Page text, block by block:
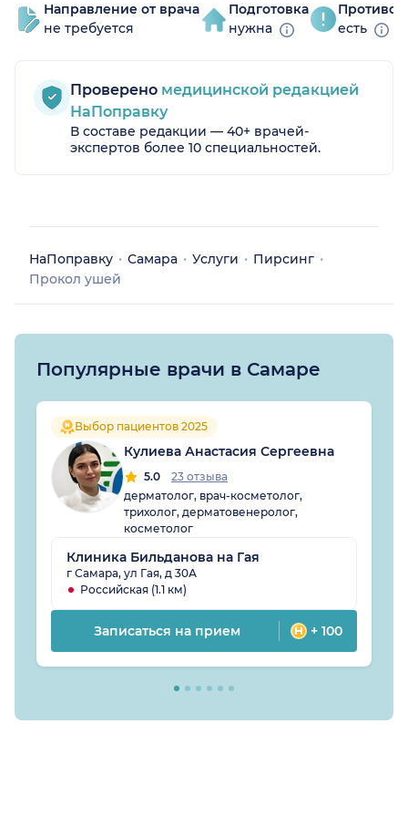
Направление от врача
не требуется
Подготовка
нужна
есть
Проверено медицинской редакцией
НаПоправку
В составе редакции — 40+ врачей-
экспертов более 10 специальностей.
НаПоправку Самара Услуги
Пирсинг
Прокол ушей
Популярные врачи в Самаре
Выбор пациентов 2025
Кулиева Анастасия Сергеевна
5.0
23 отзыва
дерматолог, врач-косметолог,
трихолог, дерматовенеролог,
косметолог
Клиника Бильданова на Гая
г Самара, ул Гая, д 30А
Российская (1.1 км)
Записаться на прием + 100